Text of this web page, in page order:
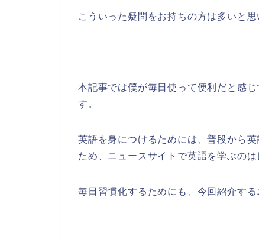
こういった疑問をお持ちの方は多いと思
本記事では僕が毎日使って便利だと感
す。
英語を身につけるためには、普段から
ため、ニュースサイトで英語を学ぶのは
毎日習慣化するためにも、今回紹介す